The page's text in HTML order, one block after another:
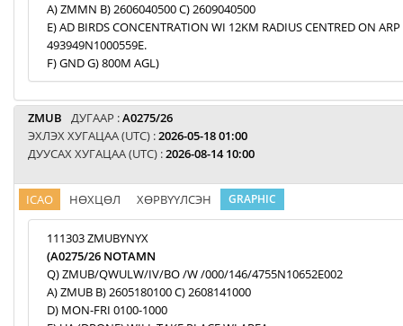
A) ZMMN B) 2606040500 C) 2609040500
E) AD BIRDS CONCENTRATION WI 12KM RADIUS CENTRED ON ARP
493949N1000559E.
F) GND G) 800M AGL)
ZMUB ДУГААР :A0275/26
ЭХЛЭХ ХУГАЦАА (UTC) :2026-05-18 01:00
ДУУСАХ ХУГАЦАА (UTC) :2026-08-14 10:00
ICAO НӨХЦӨЛ ХӨРВҮҮЛСЭН GRAPHIC
111303 ZMUBYNYX
(A0275/26 NOTAMN
Q) ZMUB/QWULW/IV/BO /W /000/146/4755N10652E002
A) ZMUB B) 2605180100 C) 2608141000
D) MON-FRI 0100-1000